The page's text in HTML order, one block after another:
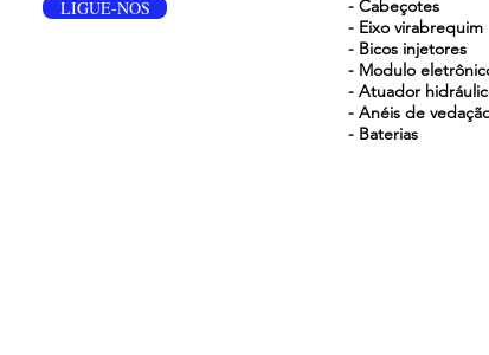
LIGUE-NOS
- Cabeçotes
- Eixo virabrequim
- Bicos injetores
- Modulo
- Atuador
- Anéis de
- Baterias